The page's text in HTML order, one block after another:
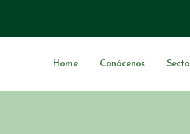
Home Conócenos